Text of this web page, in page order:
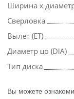
Ширина х
Сверловка
Вылет (ET)
Диаметр цо (DIA)
Тип диска
Вы можете